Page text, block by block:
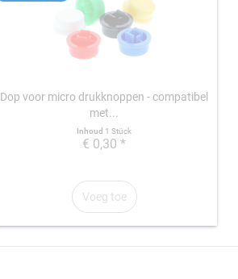
Dop voor micro drukknoppen - compatibel
met...
Inhoud 1 Stück
€ 0,30 *
Voeg toe